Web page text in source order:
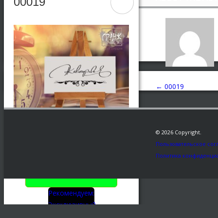
Рекомендуем:
Эксклюзивный
← 00019
© 2026 Copyright.
Пользовательское
Политика